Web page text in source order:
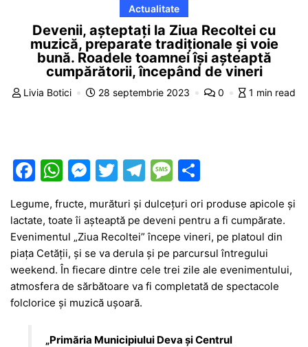
Actualitate
Devenii, așteptați la Ziua Recoltei cu
muzică, preparate tradiționale și voie
bună. Roadele toamnei își așteaptă
cumpărătorii, începând de vineri
Livia Botici 28 septembrie 2023 0 1 min read
F
c
e
b
o
o
W
at
s
A
p
p
M
s
s
e
n
g
T
w
itt
er
T
e
gr
a
m
M
s
s
a
g
ar
ta
je
a
z
Legume, fructe, murături și dulcețuri ori produse apicole și
lactate, toate îi așteaptă pe deveni pentru a fi cumpărate.
Evenimentul „Ziua Recoltei” începe vineri, pe platoul din
piața Cetății, și se va derula și pe parcursul întregului
weekend. În fiecare dintre cele trei zile ale evenimentului,
atmosfera de sărbătoare va fi completată de spectacole
folclorice și muzică ușoară.
„Primăria Municipiului Deva și Centrul